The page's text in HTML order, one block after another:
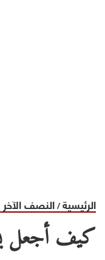
الرئيسية/النصف الآخر
كيف أجعل